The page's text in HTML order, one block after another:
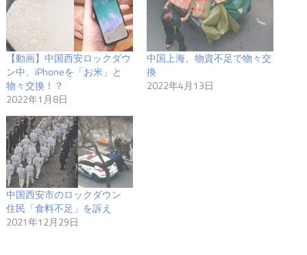
【動画】中国西安ロックダウ
ン中、iPhoneを「お米」と
物々交換！？
2022年1月8日
中国上海、物資不足で物々交
換
2022年4月13日
中国西安市のロックダウン
住民「食料不足」を訴え
2021年12月29日